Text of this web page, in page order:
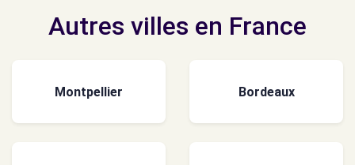
Autres villes en France
Montpellier Bordeaux